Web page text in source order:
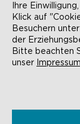
SUCHE
DATENSCHUTZ
COOKIE-
Ihre
Klick auf
Besuchern
der
Bitte beachten
unser Impressum